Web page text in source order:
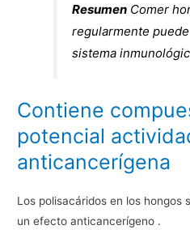
Resumen Comer
regularmente
sistema
Contiene
potencial
anticancerígena
Los polisacáridos en los hongos
un efecto anticancerígeno .